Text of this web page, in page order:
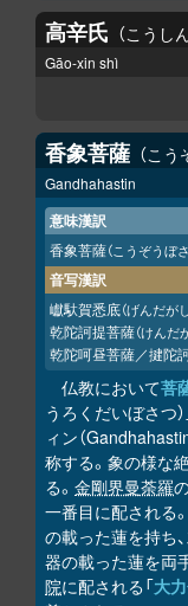
高辛氏 こうし
Gāo-xin shì
香象菩薩 こう
Gandhahastin
意味漢訳
香象菩薩（こうぞうぼ
音写漢訳
巘馱賀悉底（げんだが
乾陀訶提菩薩（けんだ
乾陀呵昼菩薩／揵陀
仏教において菩
うろくだいぼさつ
ィン（
称する。象の様な
る。 金剛界曼荼羅
一番目に配される
の載った蓮を持ち
器の載った蓮を両
院に配される「大